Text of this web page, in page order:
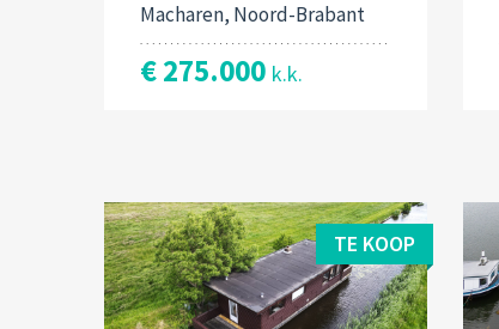
Macharen, Noord-Brabant
€ 275.000 k.k.
TE KOOP